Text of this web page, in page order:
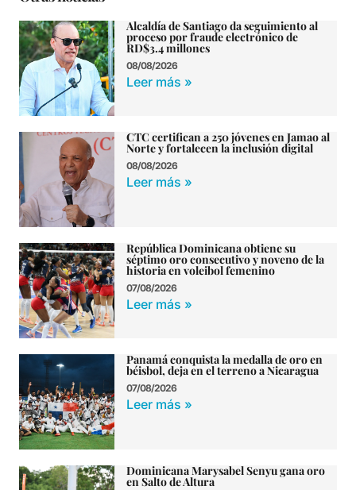
Alcaldía de Santiago da seguimiento al
proceso por fraude electrónico de
RD$3.4 millones
08/08/2026
Leer más »
CTC certifican a 250 jóvenes en Jamao al
Norte y fortalecen la inclusión digital
08/08/2026
Leer más »
República Dominicana obtiene su
séptimo oro consecutivo y noveno de la
historia en voleibol femenino
07/08/2026
Leer más »
Panamá conquista la medalla de oro en
béisbol, deja en el terreno a Nicaragua
07/08/2026
Leer más »
Dominicana Marysabel Senyu gana oro
en Salto de Altura